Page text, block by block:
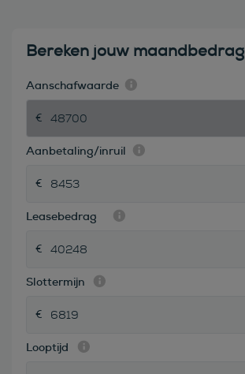
Bereken jouw maandbedrag
Aanschafwaarde
Aanbetaling/inruil
Leasebedrag
Slottermijn
Looptijd